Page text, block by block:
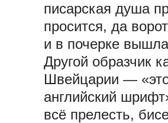
писарская душа
просится, да
и в почерке
Другой образчик
Швейцарии —
английский
всё прелесть,